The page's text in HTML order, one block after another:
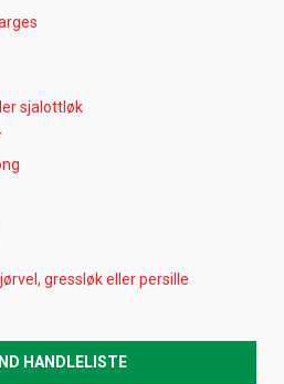
sjalottløk
gressløk eller persille
HANDLELISTE